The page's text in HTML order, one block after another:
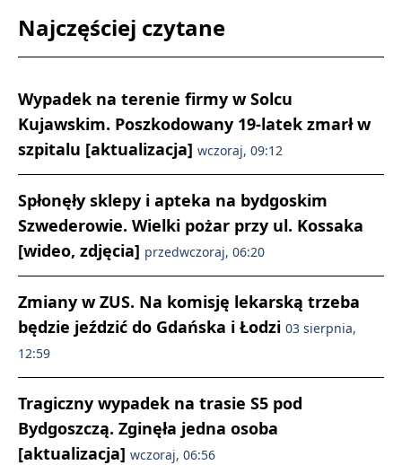
Najczęściej czytane
Wypadek na terenie firmy w Solcu
Kujawskim. Poszkodowany 19-latek zmarł w
szpitalu [aktualizacja] wczoraj, 09:12
Spłonęły sklepy i apteka na bydgoskim
Szwederowie. Wielki pożar przy ul. Kossaka
[wideo, zdjęcia] przedwczoraj, 06:20
Zmiany w ZUS. Na komisję lekarską trzeba
będzie jeździć do Gdańska i Łodzi 03 sierpnia,
12:59
Tragiczny wypadek na trasie S5 pod
Bydgoszczą. Zginęła jedna osoba
[aktualizacja] wczoraj, 06:56